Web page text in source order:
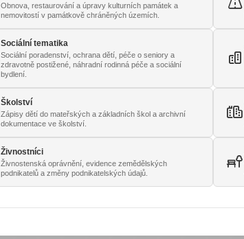
Obnova, restaurování a úpravy kulturních památek a
nemovitostí v památkově chráněných územích.
Sociální tematika
Sociální poradenství, ochrana dětí, péče o seniory a
zdravotně postižené, náhradní rodinná péče a sociální
bydlení.
Školství
Zápisy dětí do mateřských a základních škol a archivní
dokumentace ve školství.
Živnostníci
Živnostenská oprávnění, evidence zemědělských
podnikatelů a změny podnikatelských údajů.